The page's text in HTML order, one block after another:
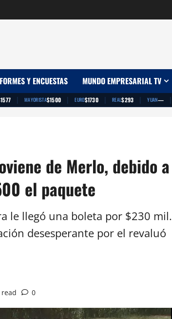
Y ENCUESTAS MUNDO EMPRESARIAL TV
| MAYORISTA$1500 | EURO$1730 | REAL$293 | YUAN— |
de Merlo, debido a
el paquete
le llegó una boleta por $230 mil.
desesperante por el revaluó
0